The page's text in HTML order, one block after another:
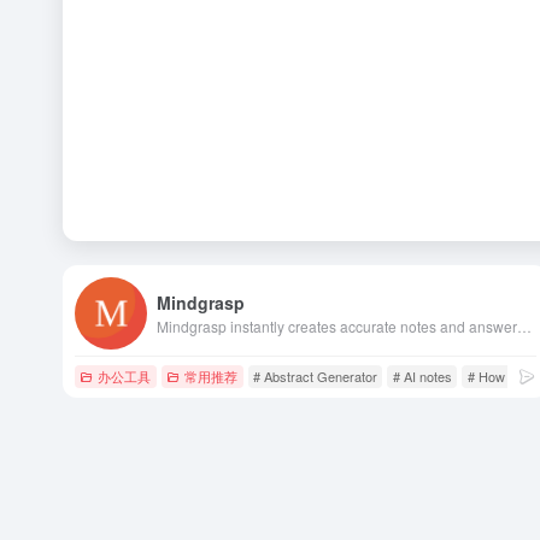
Mindgrasp
办公工具 常用推荐 # Abstract Generator # AI notes # How to